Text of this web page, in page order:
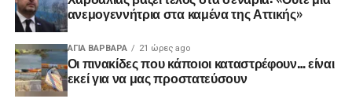
ανεμογεννήτρια στα καμένα της Αττικής»
ΑΓΙΑ ΒΑΡΒΑΡΑ 21 ώρες ago
Οι πινακίδες που κάποιοι καταστρέφουν… είναι
εκεί για να μας προστατεύσουν